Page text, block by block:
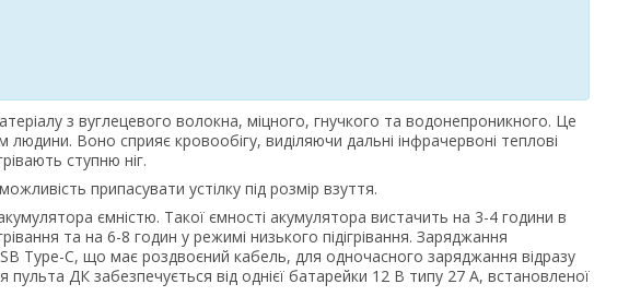
з вуглецевого волокна, міцного, гнучкого та водонепроникного. Це
Воно сприяє кровообігу, виділяючи дальні інфрачервоні теплові
ступню ніг.
припасувати устілку під розмір взуття.
ємністю. Такої ємності акумулятора вистачить на 3-4 години в
та на 6-8 годин у режимі низького підігрівання. Заряджання
Type-C, що має роздвоєний кабель, для одночасного заряджання відразу
ДК забезпечується від однієї батарейки 12 В типу 27 А, встановленої